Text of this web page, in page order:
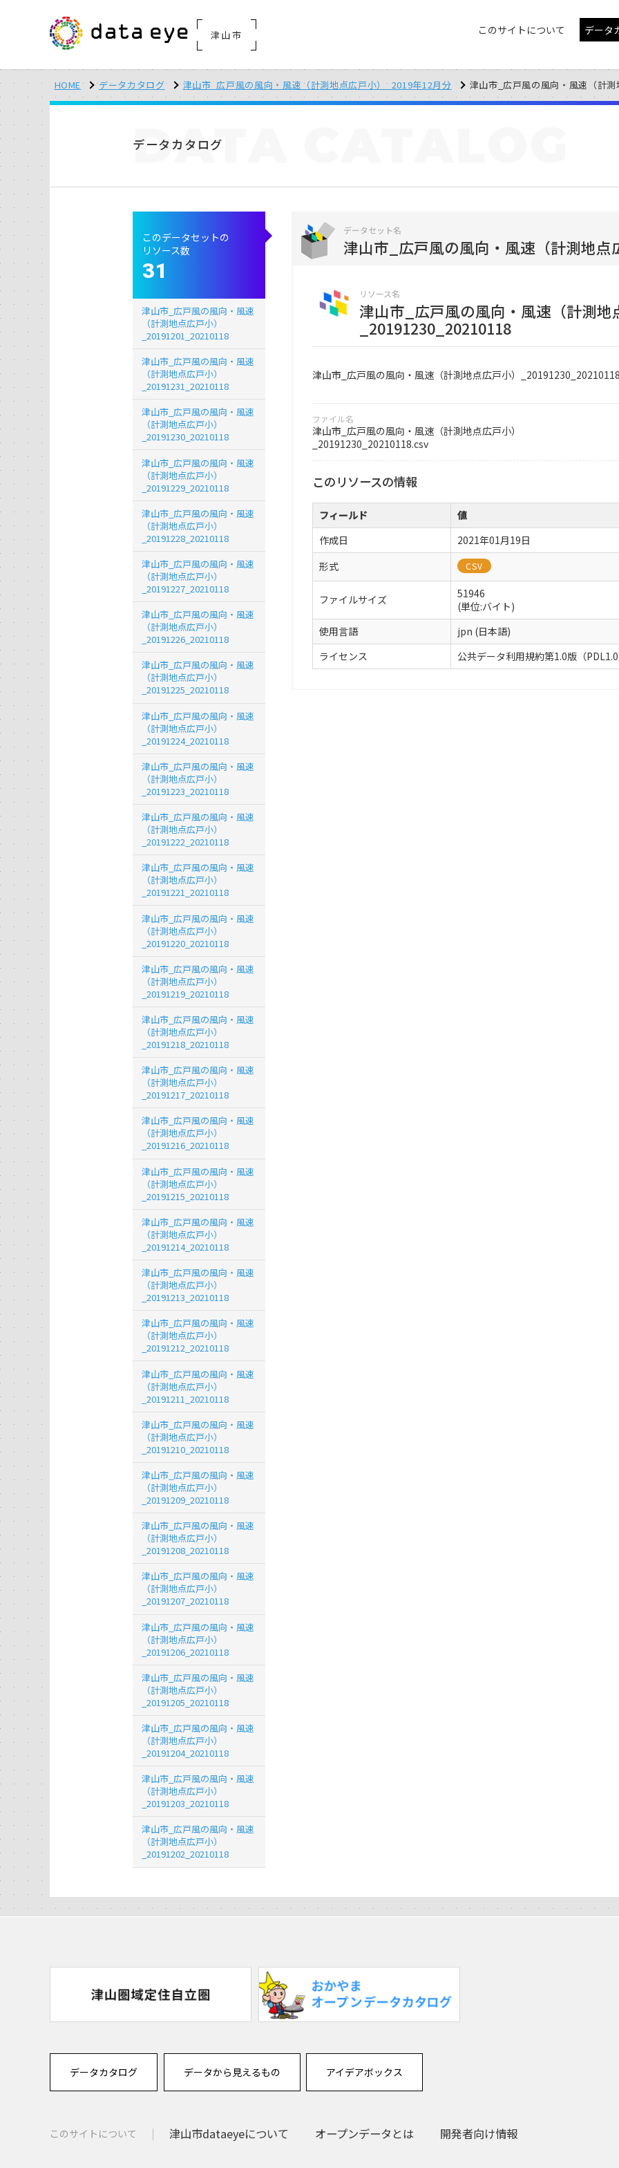
津山市 このサイトについて データ
HOME データカタログ 津山市_広戸風の風向・風速（計測地点広戸小）_2019年12月分 津山市_広戸風の風向・風速（計
データカタログ
DATA
データセット名
津山市_広戸風の風向・風速（計測地
リソース名
津山市_広戸風の風向・風速（計測地
_20191230_20210118
津山市_広戸風の風向・風速（計測地点広戸小）
ファイル名
津山市_広戸風の風向・風速（計測地点広戸小）
_20191230_20210118.csv
このリソースの情報
フィールド
値
作成日
2021年01月19日
形式
CSV
ファイルサイズ
51946
(単位:バイト)
使用言語
jpn (日本語)
ライセンス
公共データ利用規約第1.0版（
このデータセットの
リソース数
31
津山市_広戸風の風向・風速
（計測地点広戸小）
_20191201_20210118
津山市_広戸風の風向・風速
（計測地点広戸小）
_20191231_20210118
津山市_広戸風の風向・風速
（計測地点広戸小）
_20191230_20210118
津山市_広戸風の風向・風速
（計測地点広戸小）
_20191229_20210118
津山市_広戸風の風向・風速
（計測地点広戸小）
_20191228_20210118
津山市_広戸風の風向・風速
（計測地点広戸小）
_20191227_20210118
津山市_広戸風の風向・風速
（計測地点広戸小）
_20191226_20210118
津山市_広戸風の風向・風速
（計測地点広戸小）
_20191225_20210118
津山市_広戸風の風向・風速
（計測地点広戸小）
_20191224_20210118
津山市_広戸風の風向・風速
（計測地点広戸小）
_20191223_20210118
津山市_広戸風の風向・風速
（計測地点広戸小）
_20191222_20210118
津山市_広戸風の風向・風速
（計測地点広戸小）
_20191221_20210118
津山市_広戸風の風向・風速
（計測地点広戸小）
_20191220_20210118
津山市_広戸風の風向・風速
（計測地点広戸小）
_20191219_20210118
津山市_広戸風の風向・風速
（計測地点広戸小）
_20191218_20210118
津山市_広戸風の風向・風速
（計測地点広戸小）
_20191217_20210118
津山市_広戸風の風向・風速
（計測地点広戸小）
_20191216_20210118
津山市_広戸風の風向・風速
（計測地点広戸小）
_20191215_20210118
津山市_広戸風の風向・風速
（計測地点広戸小）
_20191214_20210118
津山市_広戸風の風向・風速
（計測地点広戸小）
_20191213_20210118
津山市_広戸風の風向・風速
（計測地点広戸小）
_20191212_20210118
津山市_広戸風の風向・風速
（計測地点広戸小）
_20191211_20210118
津山市_広戸風の風向・風速
（計測地点広戸小）
_20191210_20210118
津山市_広戸風の風向・風速
（計測地点広戸小）
_20191209_20210118
津山市_広戸風の風向・風速
（計測地点広戸小）
_20191208_20210118
津山市_広戸風の風向・風速
（計測地点広戸小）
_20191207_20210118
津山市_広戸風の風向・風速
（計測地点広戸小）
_20191206_20210118
津山市_広戸風の風向・風速
（計測地点広戸小）
_20191205_20210118
津山市_広戸風の風向・風速
（計測地点広戸小）
_20191204_20210118
津山市_広戸風の風向・風速
（計測地点広戸小）
_20191203_20210118
津山市_広戸風の風向・風速
（計測地点広戸小）
_20191202_20210118
データカタログ データから見えるもの アイデアボックス
このサイトについて 津山市dataeyeについて オープンデータとは 開発者向け情報